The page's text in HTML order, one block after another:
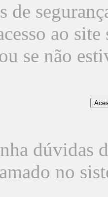
de
ao
se não
dúvidas
no